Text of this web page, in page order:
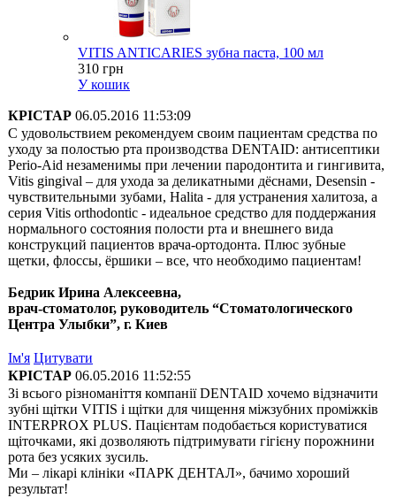
VITIS ANTICARIES зубна паста, 100 мл
310 грн
У кошик
КРІСТАР 06.05.2016 11:53:09
С удовольствием рекомендуем своим пациентам средства по
уходу за полостью рта производства DENTAID: антисептики
Perio-Aid незаменимы при лечении пародонтита и гингивита,
Vitis gingival – для ухода за деликатными дёснами, Desensin -
чувствительными зубами, Halita - для устранения халитоза, а
серия Vitis orthodontic - идеальное средство для поддержания
нормального состояния полости рта и внешнего вида
конструкций пациентов врача-ортодонта. Плюс зубные
щетки, флоссы, ёршики – все, что необходимо пациентам!
Бедрик Ирина Алексеевна,
врач-стоматолог, руководитель “Стоматологического
Центра Улыбки”, г. Киев
Ім'я Цитувати
КРІСТАР 06.05.2016 11:52:55
Зі всього різноманіття компанії DENTAID хочемо відзначити
зубні щітки VITIS і щітки для чищення міжзубних проміжків
INTERPROX PLUS. Пацієнтам подобається користуватися
щіточками, які дозволяють підтримувати гігієну порожнини
рота без усяких зусиль.
Ми – лікарі клініки «ПАРК ДЕНТАЛ», бачимо хороший
результат!